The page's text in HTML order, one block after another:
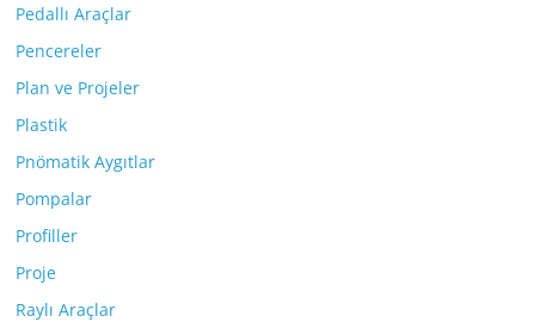
Pedallı Araçlar
Pencereler
Plan ve Projeler
Plastik
Pnömatik Aygıtlar
Pompalar
Profiller
Proje
Raylı Araçlar